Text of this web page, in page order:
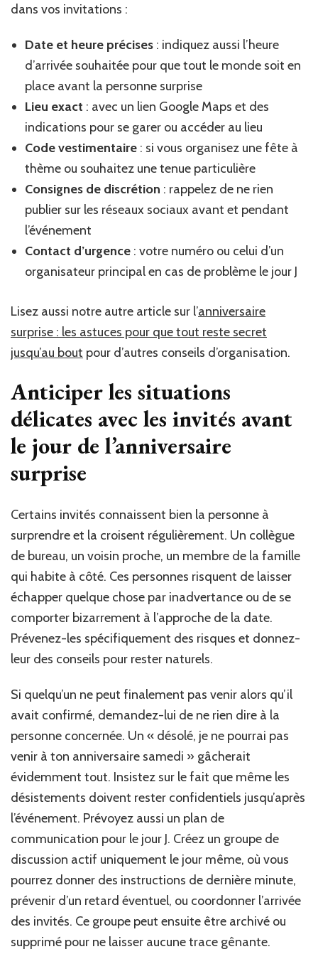
dans vos invitations :
Date et heure précises : indiquez aussi l’heure
d’arrivée souhaitée pour que tout le monde soit en
place avant la personne surprise
Lieu exact : avec un lien Google Maps et des
indications pour se garer ou accéder au lieu
Code vestimentaire : si vous organisez une fête à
thème ou souhaitez une tenue particulière
Consignes de discrétion : rappelez de ne rien
publier sur les réseaux sociaux avant et pendant
l’événement
Contact d’urgence : votre numéro ou celui d’un
organisateur principal en cas de problème le jour J
Lisez aussi notre autre article sur l’anniversaire
surprise : les astuces pour que tout reste secret
jusqu’au bout pour d’autres conseils d’organisation.
Anticiper les situations
délicates avec les invités avant
le jour de l’anniversaire
surprise
Certains invités connaissent bien la personne à
surprendre et la croisent régulièrement. Un collègue
de bureau, un voisin proche, un membre de la famille
qui habite à côté. Ces personnes risquent de laisser
échapper quelque chose par inadvertance ou de se
comporter bizarrement à l’approche de la date.
Prévenez-les spécifiquement des risques et donnez-
leur des conseils pour rester naturels.
Si quelqu’un ne peut finalement pas venir alors qu’il
avait confirmé, demandez-lui de ne rien dire à la
personne concernée. Un « désolé, je ne pourrai pas
venir à ton anniversaire samedi » gâcherait
évidemment tout. Insistez sur le fait que même les
désistements doivent rester confidentiels jusqu’après
l’événement. Prévoyez aussi un plan de
communication pour le jour J. Créez un groupe de
discussion actif uniquement le jour même, où vous
pourrez donner des instructions de dernière minute,
prévenir d’un retard éventuel, ou coordonner l’arrivée
des invités. Ce groupe peut ensuite être archivé ou
supprimé pour ne laisser aucune trace gênante.